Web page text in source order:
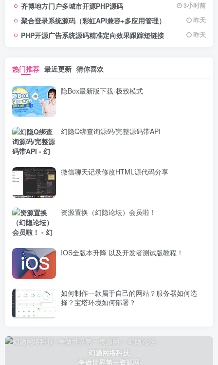
务，快来探索发现所需资源！
齐博地方门户多城市开源PHP源码 3小时前
聚合登录系统源码（彩虹API兼容+多应用管理） 昨天
PHP开源广告系统源码精准定向效果跟踪短链接 昨天
热门推荐 最近更新 猜你喜欢
隐Box最新版下载-极致模式
幻隐Q绑查询源码/完整源码带API
微信聊天记录修改HTML源代码分享
资源置换（幻隐论坛）会员啦！
IOS全版本升降 以及开发者测试版教程！
如何制作一款属于自己的网站？服务器如何选
择？宝塔环境如何部署？
幻隐网络科技
-争做世界第一资源网-